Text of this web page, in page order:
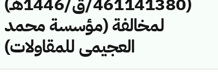
لمخالفة (مؤسسة محمد
العجيمى للمقاولات)